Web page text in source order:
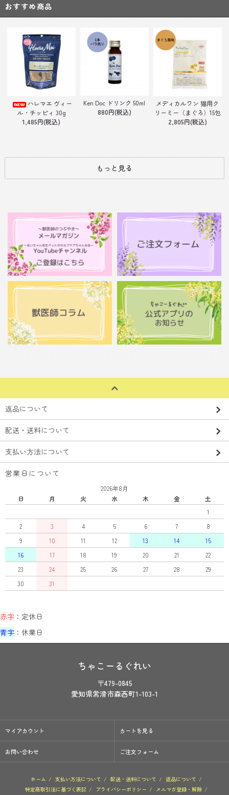
おすすめ商品
ハレマエ ヴィー
ル・チッピィ 30g
1,485円(税込)
Ken Doc ドリンク 50ml
880円(税込)
メディカルワン 猫用ク
リーミー（まぐろ）15包
2,805円(税込)
もっと見る
返品について
配送・送料について
支払い方法について
営業日について
2026年8月
日
月 火 水 木 金
土
1
2
3 4 5 6 7
8
9
10 11 12 13 14
15
16
17 18 19 20 21
22
23
24 25 26 27 28
29
30
31
赤字 ：定休日
青字 ：休業日
ちゃこーるぐれい
〒479-0845
愛知県常滑市森西町1-103-1
マイアカウント カートを見る
お問い合わせ ご注文フォーム
ホーム / 支払い方法について / 配送・送料について / 返品について /
特定商取引法に基づく表記 / プライバシーポリシー / メルマガ登録・解除 /